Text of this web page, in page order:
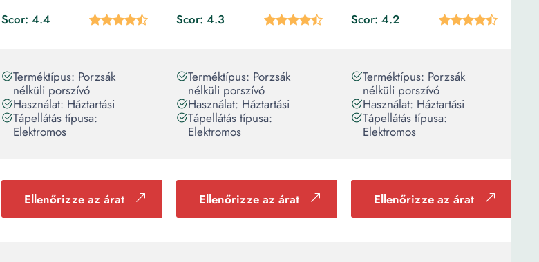
Scor: 4.4
Terméktípus: Porzsák
nélküli porszívó
Használat: Háztartási
Tápellátás típusa:
Elektromos
Ellenőrizze az árat
Scor: 4.3
Terméktípus: Porzsák
nélküli porszívó
Használat: Háztartási
Tápellátás típusa:
Elektromos
Ellenőrizze az árat
Scor: 4.2
Terméktípus: Porzsák
nélküli porszívó
Használat: Háztartási
Tápellátás típusa:
Elektromos
Ellenőrizze az árat